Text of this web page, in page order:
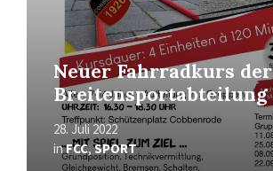
Neuer Fahrradkurs der
Breitensportabteilung
28. Juli 2022
inFCC,SPORT